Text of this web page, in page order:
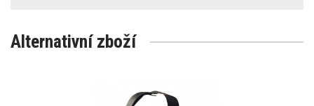
Alternativní zboží